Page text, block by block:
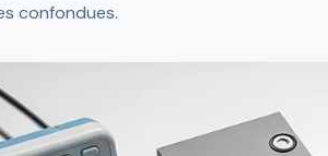
confondues.